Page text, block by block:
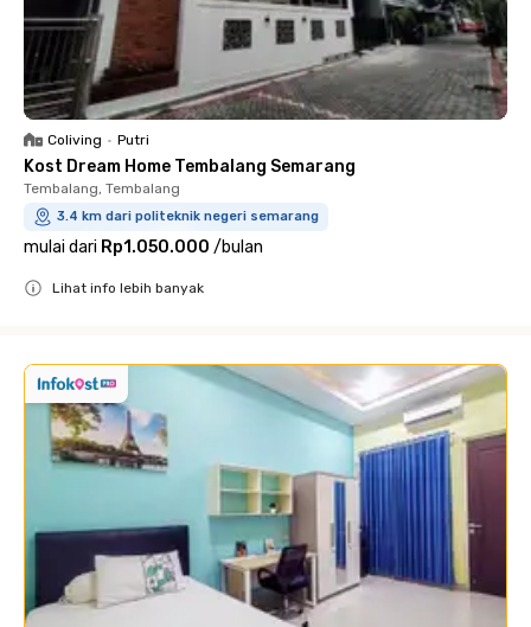
Coliving • Putri
Kost Dream Home Tembalang Semarang
Tembalang, Tembalang
3.4 km dari politeknik negeri semarang
mulai dari Rp1.050.000 /bulan
Lihat info lebih banyak